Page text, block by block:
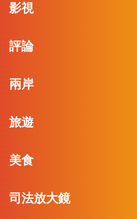
影視
評論
兩岸
旅遊
美食
司法放大鏡